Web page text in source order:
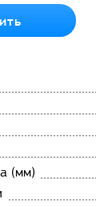
(мм)